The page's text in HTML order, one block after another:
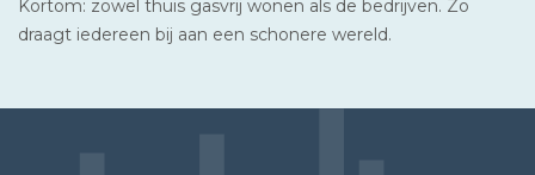
Kortom: zowel thuis gasvrij wonen als de bedrijven. Zo
draagt iedereen bij aan een schonere wereld.